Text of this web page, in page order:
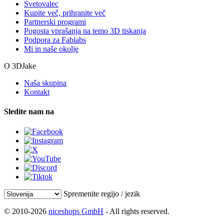
Svetovalec
Kupite več, prihranite več
Partnerski programi
Pogosta vprašanja na temo 3D tiskanja
Podpora za Fablabs
Mi in naše okolje
O 3DJake
Naša skupina
Kontakt
Sledite nam na
Spremenite regijo / jezik
© 2010-2026 niceshops GmbH - All rights reserved.